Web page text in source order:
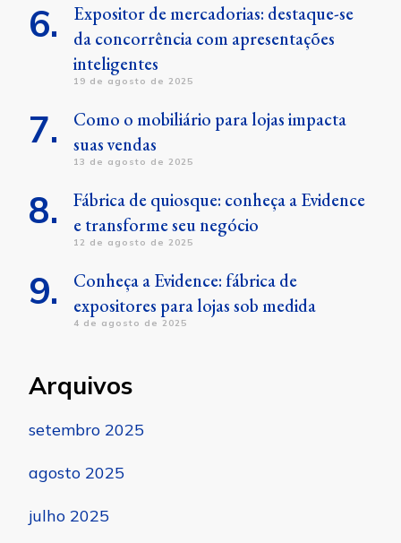
Expositor de mercadorias: destaque-se
da concorrência com apresentações
inteligentes
19 de agosto de 2025
Como o mobiliário para lojas impacta
suas vendas
13 de agosto de 2025
Fábrica de quiosque: conheça a Evidence
e transforme seu negócio
12 de agosto de 2025
Conheça a Evidence: fábrica de
expositores para lojas sob medida
4 de agosto de 2025
Arquivos
setembro 2025
agosto 2025
julho 2025